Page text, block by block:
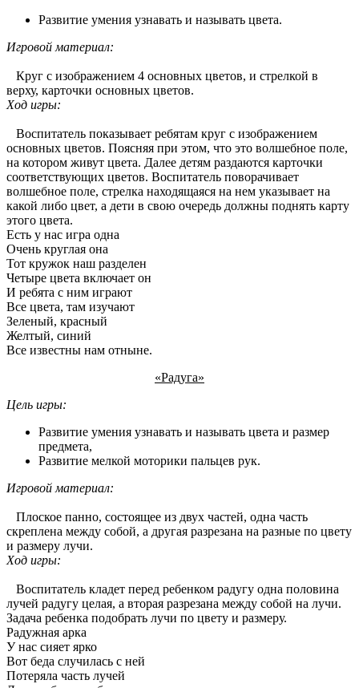
Развитие умения узнавать и называть цвета.
Игровой материал:
Круг с изображением 4 основных цветов, и стрелкой в
верху, карточки основных цветов.
Ход игры:
Воспитатель показывает ребятам круг с изображением
основных цветов. Поясняя при этом, что это волшебное поле,
на котором живут цвета. Далее детям раздаются карточки
соответствующих цветов. Воспитатель поворачивает
волшебное поле, стрелка находящаяся на нем указывает на
какой либо цвет, а дети в свою очередь должны поднять карту
этого цвета.
Есть у нас игра одна
Очень круглая она
Тот кружок наш разделен
Четыре цвета включает он
И ребята с ним играют
Все цвета, там изучают
Зеленый, красный
Желтый, синий
Все известны нам отныне.
«Радуга»
Цель игры:
Развитие умения узнавать и называть цвета и размер
предмета,
Развитие мелкой моторики пальцев рук.
Игровой материал:
Плоское панно, состоящее из двух частей, одна часть
скреплена между собой, а другая разрезана на разные по цвету
и размеру лучи.
Ход игры:
Воспитатель кладет перед ребенком радугу одна половина
лучей радугу целая, а вторая разрезана между собой на лучи.
Задача ребенка подобрать лучи по цвету и размеру.
Радужная арка
У нас сияет ярко
Вот беда случилась с ней
Потеряла часть лучей